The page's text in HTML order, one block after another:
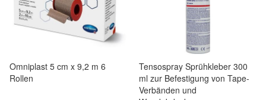
Omniplast 5 cm x 9,2 m 6
Rollen
Tensospray Sprühkleber 300
ml zur Befestigung von Tape-
Verbänden und